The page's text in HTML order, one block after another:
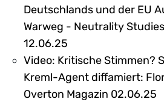
Deutschlands und der EU
Warweg - Neutrality
12.06.25
Video: Kritische Stimmen?
Kreml-Agent diffamiert:
Overton Magazin 02.06.25